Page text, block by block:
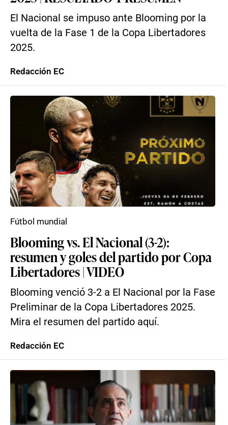
El Nacional se impuso ante Blooming por la
vuelta de la Fase 1 de la Copa Libertadores
2025.
Redacción EC
Blooming vs. El Nacional (3-2):
resumen y goles del partido por Copa
Libertadores | VIDEO
Blooming venció 3-2 a El Nacional por la Fase
Preliminar de la Copa Libertadores 2025.
Mira el resumen del partido aquí.
Fútbol mundial
Redacción EC